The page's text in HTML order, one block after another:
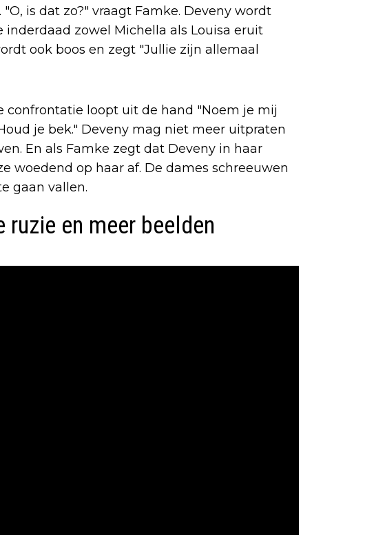
is dat zo?" vraagt Famke. Deveny wordt
zowel Michella als Louisa eruit
ook boos en zegt "Jullie zijn allemaal
confrontatie loopt uit de hand "Noem je mij
je bek." Deveny mag niet meer uitpraten
En als Famke zegt dat Deveny in haar
woedend op haar af. De dames schreeuwen
gaan vallen.
en meer beelden